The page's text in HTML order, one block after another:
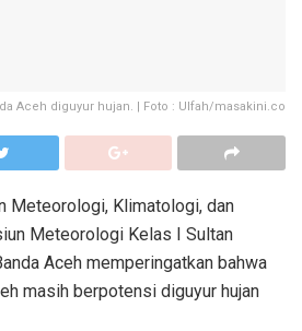
Aceh diguyur hujan. | Foto : Ulfah/masakini.co
Meteorologi, Klimatologi, dan
Meteorologi Kelas I Sultan
Aceh memperingatkan bahwa
masih berpotensi diguyur hujan